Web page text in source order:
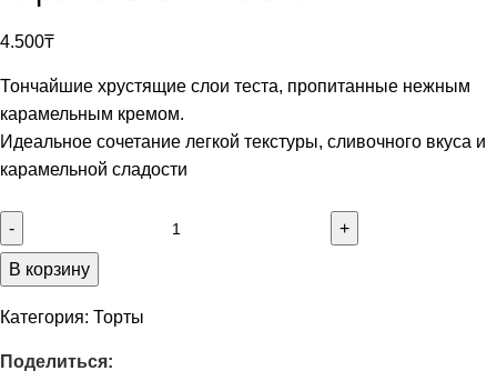
4.500₸
Тончайшие хрустящие слои теста, пропитанные нежным
карамельным кремом.
Идеальное сочетание легкой текстуры, сливочного вкуса и
карамельной сладости
В корзину
Категория: Торты
Поделиться: